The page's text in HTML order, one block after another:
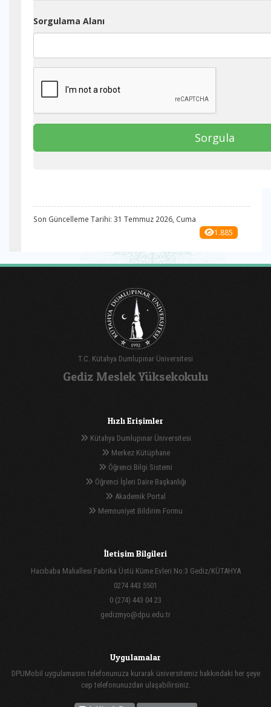
Son Güncelleme Tarihi: 31 Temmuz 2026, Cuma
1.885
T.C. Kütahya Dumlupınar Üniversitesi
Gediz Meslek Yüksekokulu
Hızlı Erişimler
Kütahya Dumlupınar Üniversitesi
Merkez Kütüphane
Öğrenci Bilgi Sistemi
Öğrenci İşleri Daire Başkanlığı
Akademik Portal
Memnuniyet Bildirim Formu
İletişim Bilgileri
Hacıbaba Mahallesi Fabrika Üstü Küme Evleri No:3 Gediz/KÜTAHYA
0274 443 5501
0 (274) 443 04 23
gedizmyo@dpu.edu.tr
Uygulamalar
DPUMobil uygulamasını telefonunuza kurarak üniversitemiz hakkındaki her şeye
cep telefonunuzdan ulaşabilirsiniz.